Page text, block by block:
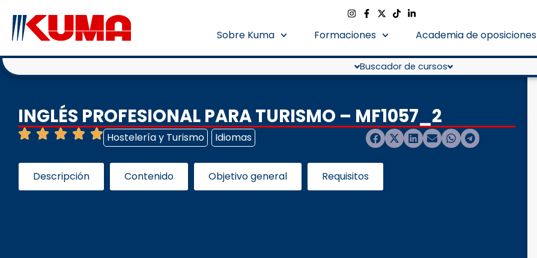
Sobre Kuma Formaciones Academia de oposiciones
Buscador de cursos
INGLÉS PROFESIONAL PARA TURISMO – MF1057_2
Hostelería y Turismo Idiomas
Descripción Contenido Objetivo general Requisitos